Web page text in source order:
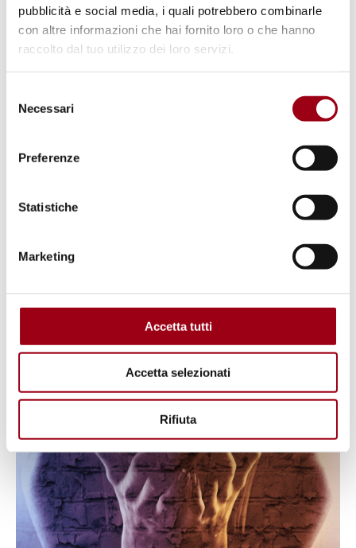
pubblicità e social media, i quali potrebbero combinarle
con altre informazioni che hai fornito loro o che hanno
raccolto dal tuo utilizzo dei loro servizi.
delNecessari
Preferenze
Statistiche
Marketing
Accetta tutti
Accetta selezionati
Rifiuta
Padova model UPR, 2° edition, November 2019
01.12.2019